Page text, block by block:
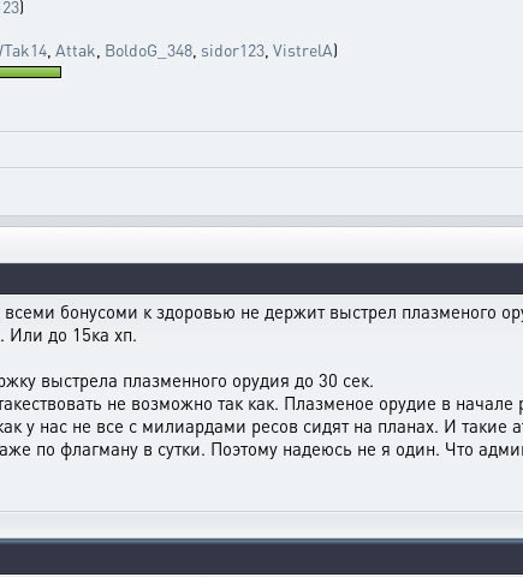
)
Attak BoldoG_348 sidor123 VistrelA)
бонусоми к здоровью не держит выстрел плазменого
Или до 15ка хп.
выстрела плазменного орудия до 30 сек.
не возможно так как. Плазменое орудие в
у нас не все с милиардами ресов сидят на планах. И такие
по флагману в сутки. Поэтому надеюсь не я один. Что